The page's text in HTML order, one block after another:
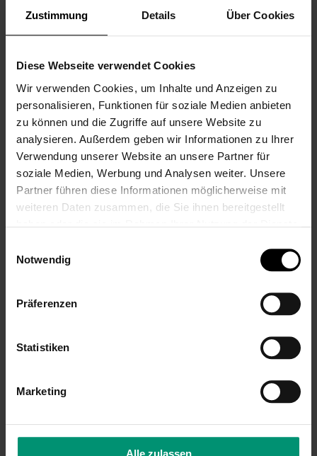
Zustimmung Details Über Cookies
Diese Webseite verwendet Cookies
Wir verwenden Cookies, um Inhalte und Anzeigen zu
personalisieren, Funktionen für soziale Medien anbieten
zu können und die Zugriffe auf unsere Website zu
analysieren. Außerdem geben wir Informationen zu Ihrer
Verwendung unserer Website an unsere Partner für
soziale Medien, Werbung und Analysen weiter. Unsere
Partner führen diese Informationen möglicherweise mit
weiteren Daten zusammen, die Sie ihnen bereitgestellt
Notwendig
Präferenzen
Statistiken
Marketing
der
Lässig Kinderdecke
GOTS Striped
grey/anthracite,
39,95 €